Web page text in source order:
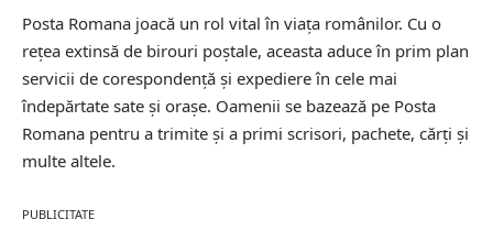
Posta Romana joacă un rol vital în viața românilor. Cu o
rețea extinsă de birouri poștale, aceasta aduce în prim plan
servicii de corespondență și expediere în cele mai
îndepărtate sate și orașe. Oamenii se bazează pe Posta
Romana pentru a trimite și a primi scrisori, pachete, cărți și
multe altele.
PUBLICITATE